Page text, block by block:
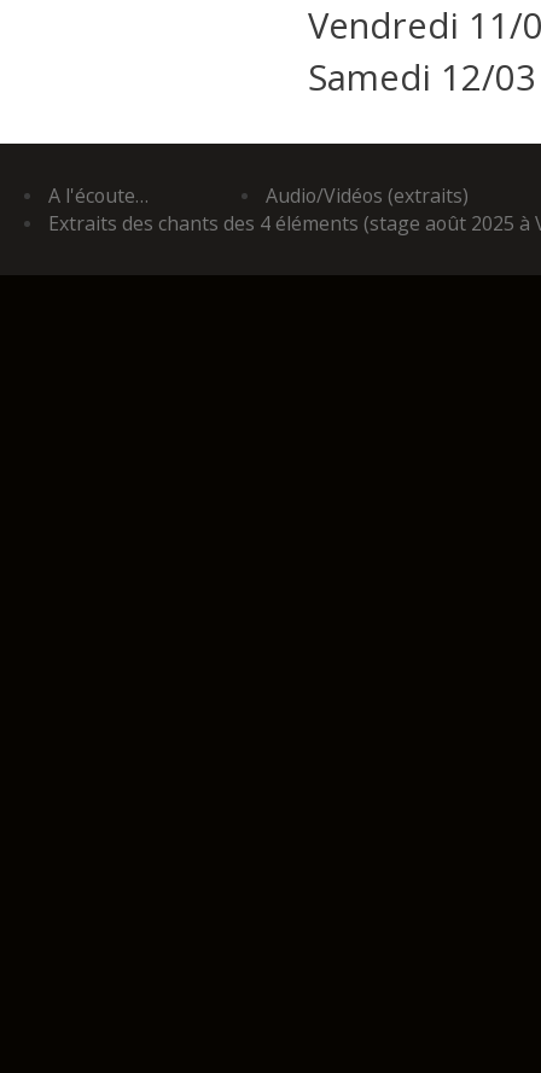
Vendredi 11/
Samedi 12/
A l'écoute…
Audio/Vidéos (extraits)
Extraits des chants des 4 éléments (stage août 2025 à